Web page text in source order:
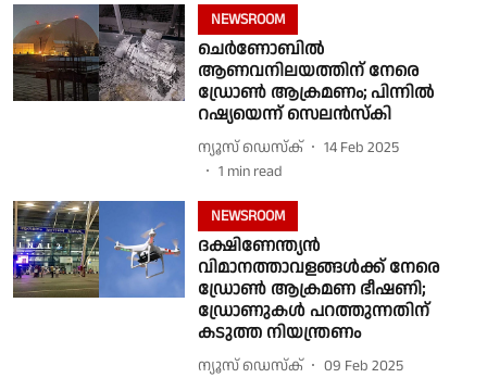
NEWSROOM
ചെർണോബില്‍
ആണവനിലയത്തിന് നേരെ
ഡ്രോണ്‍ ആക്രമണം; പിന്നിൽ
റഷ്യയെന്ന് സെലന്‍സ്കി
ന്യൂസ് ഡെസ്ക്
14 Feb 2025
1 min read
NEWSROOM
ദക്ഷിണേന്ത്യൻ
വിമാനത്താവളങ്ങൾക്ക് നേരെ
ഡ്രോണ്‍ ആക്രമണ ഭീഷണി;
ഡ്രോണുകൾ പറത്തുന്നതിന്
കടുത്ത നിയന്ത്രണം
ന്യൂസ് ഡെസ്ക്
09 Feb 2025